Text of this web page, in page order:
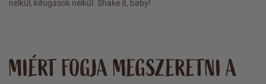
nélkül, kifogások nélkül. Shake it, baby!
MIÉRT FOGJA MEGSZERETNI A